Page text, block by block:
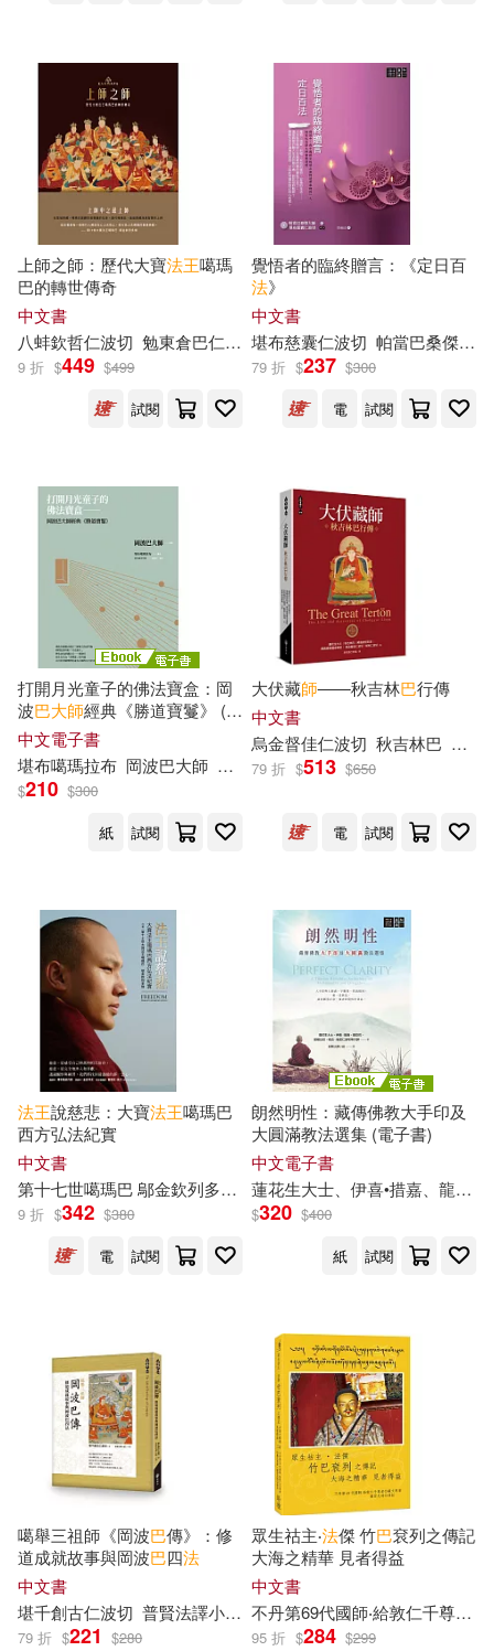
Marion Deuchars(2)
P.T.巴納姆(2) Paul Chi(2)
Q-rais(2) [日]吉本佳生(2)
[美]P. T. 巴納姆（P. T. Barnum）著
伊莉莎 編譯(2)
fshrimp 炸蝦人(2)
《巴黎評論》編輯部(2)
カゲキヨ(2) ルヂア(2)
三原淳雄(2)
上海美術電影製片廠有限公司，BIL
IBILI(2)
中村エイト(2)
丹尼爾‧皮考特(2)
丹尼爾．皮考特(2)
亞當‧席塞爾(2)
伊夫．卡尼爾(2) 伊莉莎白(2)
伍詠光(2) 伽坦．巴葛(2)
何聖君(2)
佛里曼投資顧問團隊(2)
傑夫‧葛蘭姆(2)
傑西‧李佛摩(2)
元 沙囉巴譯(2)
八思巴尊者(2)
八蚌欽哲仁波切(2) 具宣我(2)
人民衛生出版社(6) 博碩(6)
大境(6) 心靈工坊(6)
悅鈞(6) 新文豐(6)
橘子(6) 沐燁文化(6)
湖北少年兒童出版社(6)
瑞昇(6) 經濟科學出版社(6)
複刻文化(6)
西藏人民出版社(6)
重慶出版社(6) 音樂之橋(6)
高寶(6) Archiv(5)
Gramola(5)
LAWO Classics(5)
一起來出版(5) 三悅文化(5)
上海教育出版社(5)
上海書畫出版社(5)
上海科學技術出版社(5)
上海科學技術文獻出版社(5)
中國地圖出版社(5)
中國市場出版社(5)
中國藏學出版社(5)
上師之師：歷代大寶法王噶瑪
巴的轉世傳奇
中文書
八蚌欽哲仁波切 勉東倉巴仁波切 堪千創古仁波切 比丘尼洛卓
9 折 $449 $499
試閱
覺悟者的臨終贈言：《定日百
法》
中文書
堪布慈囊仁波切 帕當巴桑傑大師
79 折 $237 $300
電
試閱
打開月光童子的佛法寶盒：岡
波巴大師經典《勝道寶鬘》 (電
子書)
中文電子書
堪布噶瑪拉布 岡波巴大師 堪布羅卓丹傑
$210 $300
紙
試閱
大伏藏師――秋吉林巴行傳
中文書
烏金督佳仁波切 秋吉林巴 蓮花
79 折 $513 $650
電 試閱
法王說慈悲：大寶法王噶瑪巴
西方弘法紀實
中文書
第十七世噶瑪巴 鄔金欽列多傑
堪布羅卓丹傑 金吉祥女
9 折 $342 $380
電
試閱
朗然明性：藏傳佛教大手印及
大圓滿教法選集 (電子書)
中文電子書
蓮花生大士、伊喜•措嘉、龍欽
$320 $400
紙
試閱
噶舉三祖師《岡波巴傳》：修
道成就故事與岡波巴四法
中文書
堪千創古仁波切 普賢法譯小組 馬德瓦
79 折 $221 $280
眾生祜主‧法傑 竹巴袞列之傳記
大海之精華 見者得益
中文書
不丹第69代國師‧給敦仁千尊者
95 折 $284 $299